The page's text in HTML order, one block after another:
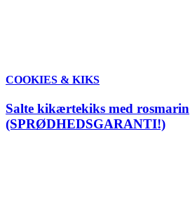
COOKIES & KIKS
Salte kikærtekiks med rosmarin
(SPRØDHEDSGARANTI!)